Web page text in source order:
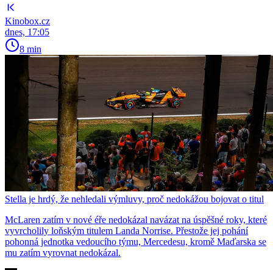
Kinobox.cz
dnes, 17:05
8 min
Stella je hrdý, že nehledali výmluvy, proč nedokážou bojovat o titul
McLaren zatím v nové éře nedokázal navázat na úspěšné roky, které
vyvrcholily loňským titulem Landa Norrise. Přestože jej pohání
pohonná jednotka vedoucího týmu, Mercedesu, kromě Maďarska se
mu zatím vyrovnat nedokázal.